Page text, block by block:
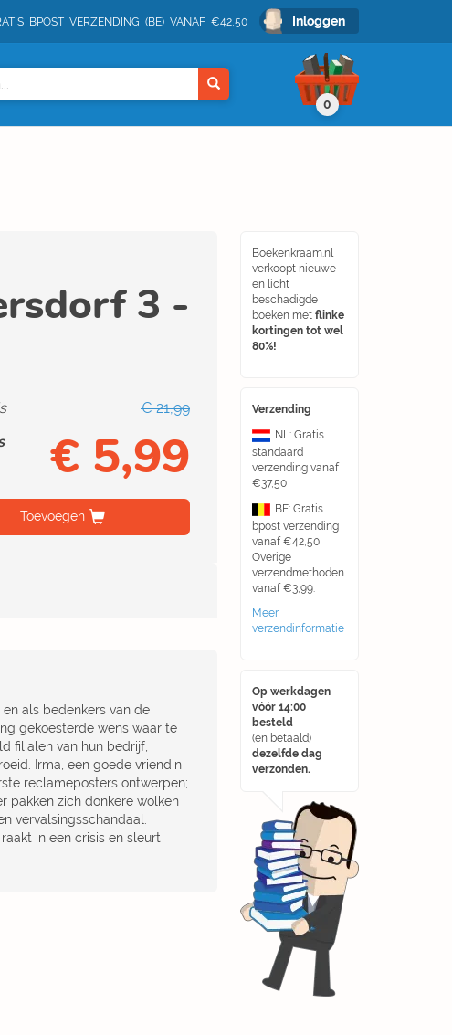
BPOST VERZENDING (BE) VANAF €42,50 Inloggen
0
Boekenkraam.nl
verkoopt nieuwe
en licht
beschadigde
boeken met flinke
kortingen tot wel
80%!
Verzending
NL: Gratis
standaard
verzending vanaf
€37,50
BE: Gratis
bpost verzending
vanaf €42,50
Overige
verzendmethoden
vanaf €3,99.
Meer
verzendinformatie
Op werkdagen
vóór 14:00
besteld
(en betaald)
dezelfde dag
verzonden.
3 -
€ 21,99
€ 5,99
Toevoegen
en als bedenkers van de
gekoesterde wens waar te
filialen van hun bedrijf,
Irma, een goede vriendin
reclameposters ontwerpen;
pakken zich donkere wolken
vervalsingsschandaal.
in een crisis en sleurt